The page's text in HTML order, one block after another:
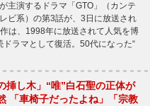
主演するドラマ「GTO」（カンテ
ビ系）の第3話が、3日に放送され
は、1998年に放送されて人気を博
ラマとして復活。50代になった“
挿し木」“唯”白石聖の正体が
「車椅子だったよね」「宗教